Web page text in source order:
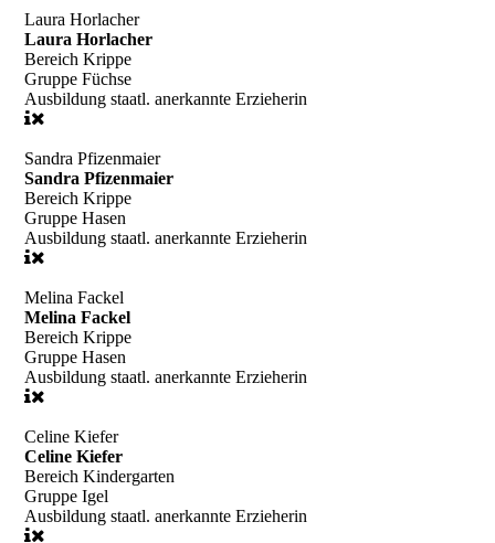
Laura Horlacher
Laura Horlacher
BereichKrippe
GruppeFüchse
Ausbildungstaatl. anerkannte Erzieherin
Sandra Pfizenmaier
Sandra Pfizenmaier
BereichKrippe
GruppeHasen
Ausbildungstaatl. anerkannte Erzieherin
Melina Fackel
Melina Fackel
BereichKrippe
GruppeHasen
Ausbildungstaatl. anerkannte Erzieherin
Celine Kiefer
Celine Kiefer
BereichKindergarten
GruppeIgel
Ausbildungstaatl. anerkannte Erzieherin